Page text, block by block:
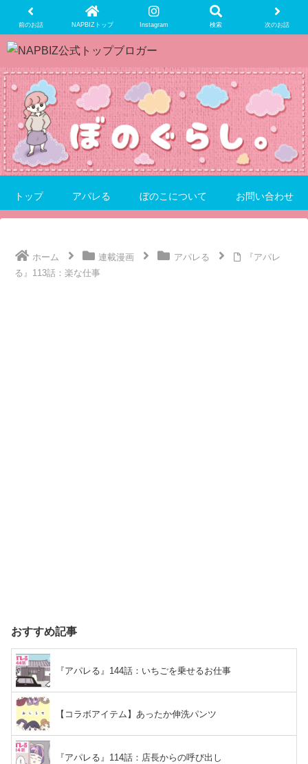
前のお話 NAPBIZトップ Instagram 検索 次のお話
トップ アパレる ぼのこについて お問い合わせ
ホーム 連載漫画 アパレる
『アパレ
る』113話：楽な仕事
おすすめ記事
『アパレる』144話：いちごを乗せるお仕事
【コラボアイテム】あったか伸洗パンツ
『アパレる』114話：店長からの呼び出し